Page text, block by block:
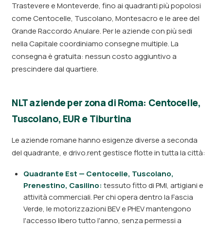
Trastevere e Monteverde, fino ai quadranti più popolosi
come Centocelle, Tuscolano, Montesacro e le aree del
Grande Raccordo Anulare. Per le aziende con più sedi
nella Capitale coordiniamo consegne multiple. La
consegna è gratuita: nessun costo aggiuntivo a
prescindere dal quartiere.
NLT aziende per zona di Roma: Centocelle,
Tuscolano, EUR e Tiburtina
Le aziende romane hanno esigenze diverse a seconda
del quadrante, e drivo.rent gestisce flotte in tutta la città:
Quadrante Est — Centocelle, Tuscolano,
Prenestino, Casilino: tessuto fitto di PMI, artigiani e
attività commerciali. Per chi opera dentro la Fascia
Verde, le motorizzazioni BEV e PHEV mantengono
l'accesso libero tutto l'anno, senza permessi a